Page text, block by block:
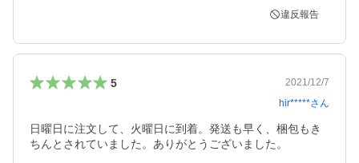
違反報告
5
2021/12/7
hir*****さん
日曜日に注文して、火曜日に到着。発送も早く、梱包もき
ちんとされていました。ありがとうございました。